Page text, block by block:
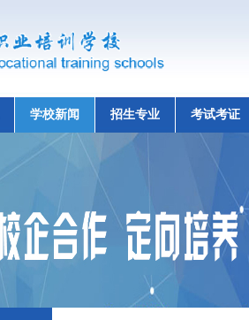
学校新闻 招生专业 考试考证